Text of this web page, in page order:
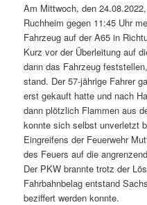
Am Mittwoch, den
Ruchheim gegen 11:45 Uhr
Fahrzeug auf der A65 in
Kurz vor der Überleitung auf
dann das Fahrzeug
stand. Der 57-jährige Fahrer
erst gekauft hatte und nach
dann plötzlich Flammen aus
konnte sich selbst unverletzt
Eingreifens der Feuerwehr
des Feuers auf die
Der PKW brannte trotz der
Fahrbahnbelag entstand
beziffert werden konnte.